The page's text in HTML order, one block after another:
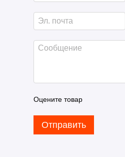
Оцените товар
Отправить